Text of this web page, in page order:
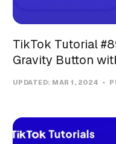
TikTok Tutorial
Gravity Button
UPDATED: MAR 1, 2024